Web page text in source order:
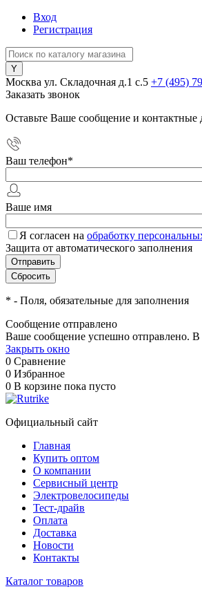
Вход
Регистрация
Москва ул. Складочная д.1 c.5 +7 (495)
Заказать звонок
Оставьте Ваше сообщение и
Ваш телефон*
Ваше имя
Я согласен на обработку
Защита от автоматического заполнения
* - Поля, обязательные для заполнения
Сообщение отправлено
Ваше сообщение успешно отправлено.
Закрыть окно
0 Сравнение
0 Избранное
0 В корзине пока пусто
Официальный сайт
Главная
Купить оптом
О компании
Сервисный центр
Электровелосипеды
Тест-драйв
Оплата
Доставка
Новости
Контакты
Каталог товаров